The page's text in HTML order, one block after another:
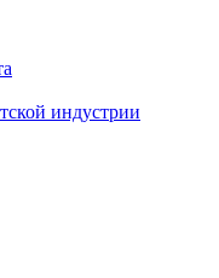
индустрии